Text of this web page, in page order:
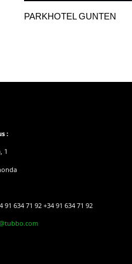
PARKHOTEL GUNTEN
:
1
91 634 71 92 +34 91 634 71 92